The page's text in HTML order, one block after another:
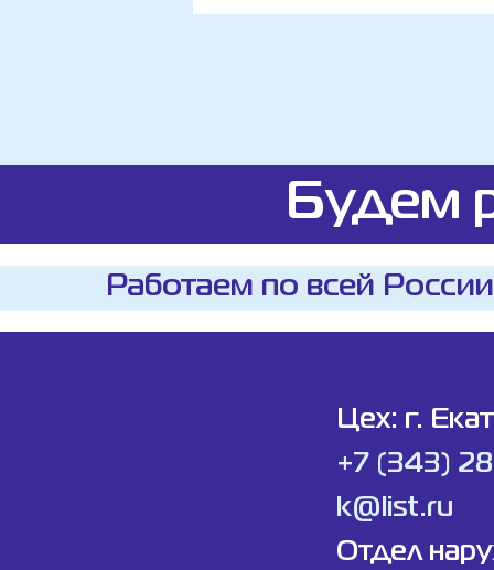
Будем
Работаем по всей
Цех: г.
+7 (343)
k@list.ru
Отдел